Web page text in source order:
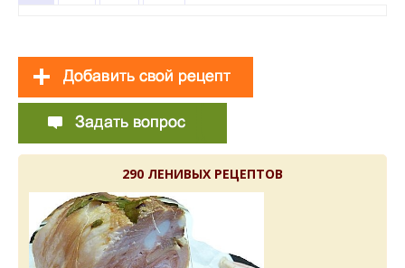
290 ЛЕНИВЫХ РЕЦЕПТОВ